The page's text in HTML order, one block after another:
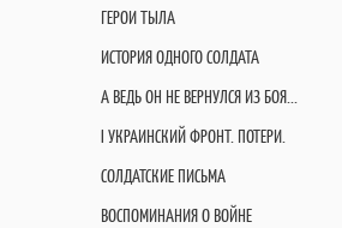
ГЕРОИ ТЫЛА
ИСТОРИЯ ОДНОГО СОЛДАТА
А ВЕДЬ ОН НЕ ВЕРНУЛСЯ ИЗ БОЯ...
I УКРАИНСКИЙ ФРОНТ. ПОТЕРИ.
СОЛДАТСКИЕ ПИСЬМА
ВОСПОМИНАНИЯ О ВОЙНЕ